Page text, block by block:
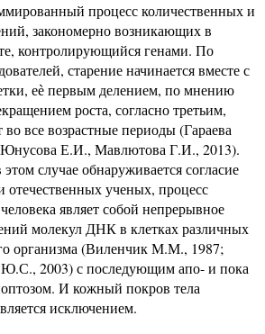
процесс количественных и
закономерно возникающих в
контролирующийся генами. По
старение начинается вместе с
еѐ первым делением, по мнению
роста, согласно третьим,
во все возрастные периоды (Гараева
Е.И., Мавлютова Г.И., 2013).
случае обнаруживается согласие
ученых, процесс
являет собой непрерывное
молекул ДНК в клетках различных
организма (Виленчик М.М., 1987;
2003) с последующим апо- и пока
И кожный покров тела
исключением.